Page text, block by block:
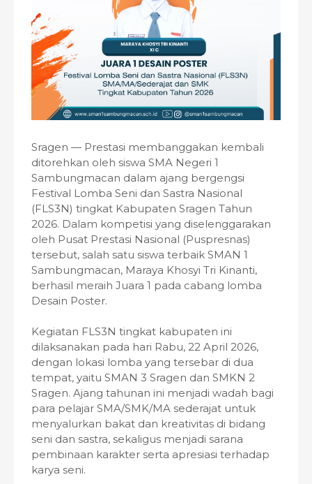
Sragen — Prestasi membanggakan kembali
ditorehkan oleh siswa SMA Negeri 1
Sambungmacan dalam ajang bergengsi
Festival Lomba Seni dan Sastra Nasional
(FLS3N) tingkat Kabupaten Sragen Tahun
2026. Dalam kompetisi yang diselenggarakan
oleh Pusat Prestasi Nasional (Puspresnas)
tersebut, salah satu siswa terbaik SMAN 1
Sambungmacan, Maraya Khosyi Tri Kinanti,
berhasil meraih Juara 1 pada cabang lomba
Desain Poster.
Kegiatan FLS3N tingkat kabupaten ini
dilaksanakan pada hari Rabu, 22 April 2026,
dengan lokasi lomba yang tersebar di dua
tempat, yaitu SMAN 3 Sragen dan SMKN 2
Sragen. Ajang tahunan ini menjadi wadah bagi
para pelajar SMA/SMK/MA sederajat untuk
menyalurkan bakat dan kreativitas di bidang
seni dan sastra, sekaligus menjadi sarana
pembinaan karakter serta apresiasi terhadap
karya seni.